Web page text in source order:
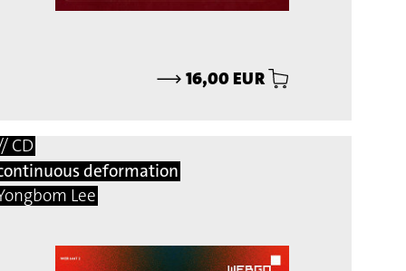
⟶ 16,00 EUR
CD
deformation
Lee